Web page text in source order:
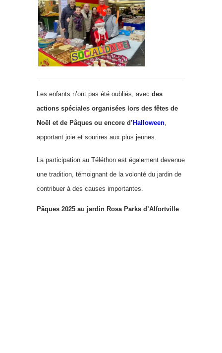
Les enfants n’ont pas été oubliés, avec des
actions spéciales organisées lors des fêtes de
Noël et de Pâques ou encore d’ Halloween,
apportant joie et sourires aux plus jeunes.
La participation au Téléthon est également devenue
une tradition, témoignant de la volonté du jardin de
contribuer à des causes importantes.
Pâques 2025 au jardin Rosa Parks d’Alfortville